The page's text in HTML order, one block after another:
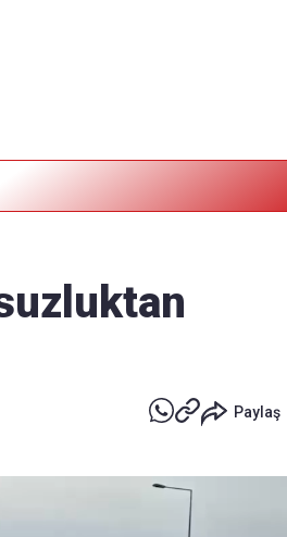
Paylaş